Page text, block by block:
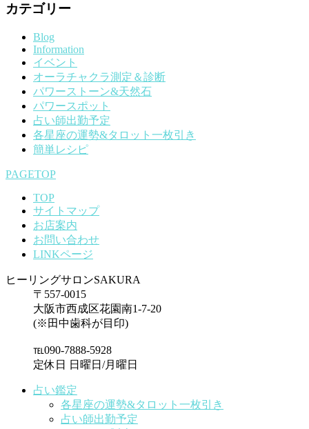
カテゴリー
Blog
Information
イベント
オーラチャクラ測定＆診断
パワーストーン&天然石
パワースポット
占い師出勤予定
各星座の運勢&タロット一枚引き
簡単レシピ
PAGETOP
TOP
サイトマップ
お店案内
お問い合わせ
LINKページ
ヒーリングサロンSAKURA
〒557-0015
大阪市西成区花園南1-7-20
(※田中歯科が目印)
℡090-7888-5928
定休日 日曜日/月曜日
占い鑑定
各星座の運勢&タロット一枚引き
占い師出勤予定